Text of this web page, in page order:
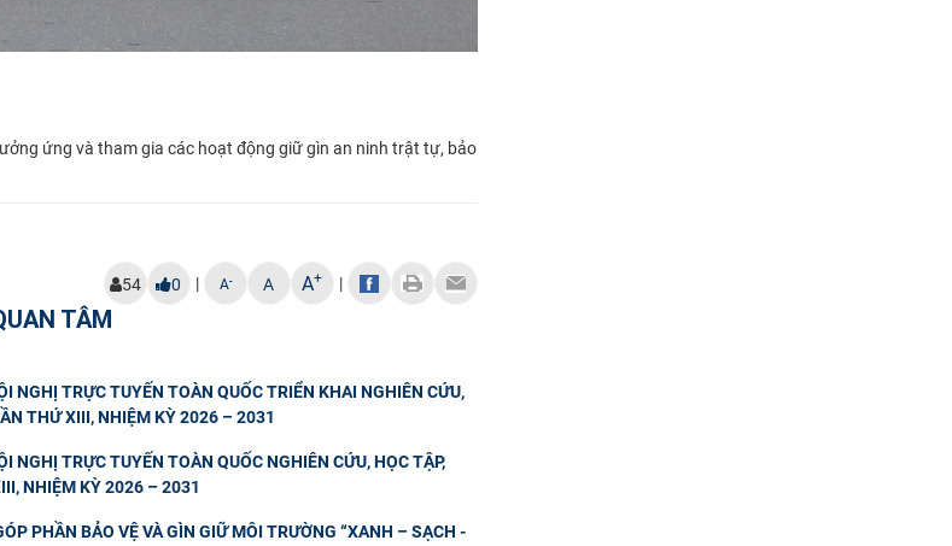
ứng và tham gia các hoạt động giữ gìn an ninh trật tự, bảo
54 0 | A- A A+ |
TÂM
TRỰC TUYẾN TOÀN QUỐC TRIỂN KHAI NGHIÊN CỨU,
THỨ XIII, NHIỆM KỲ 2026 – 2031
TRỰC TUYẾN TOÀN QUỐC NGHIÊN CỨU, HỌC TẬP,
NHIỆM KỲ 2026 – 2031
PHẦN BẢO VỆ VÀ GÌN GIỮ MÔI TRƯỜNG “XANH – SẠCH -